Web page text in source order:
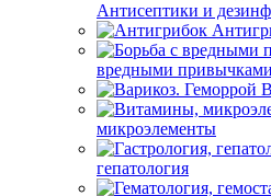
Антисептики и
вредными привычками
микроэлементы
гепатология